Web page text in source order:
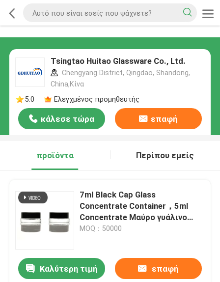
Tsingtao Huitao Glassware Co., Ltd.
Chengyang District, Qingdao, Shandong,
China,Κίνα
5.0
Ελεγχμένος προμηθευτής
κάλεσε τώρα επαφή
προϊόντα Περίπου εμείς
7ml Black Cap Glass
Concentrate Container，5ml
Concentrate Μαύρο γυάλινο
βάζο 7ml Συμπυκνωμένο
MOQ：50000
Καλύτερη τιμή επαφή